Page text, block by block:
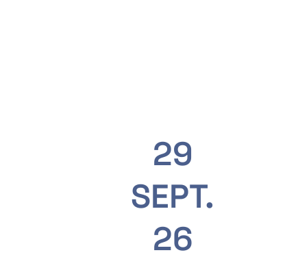
29
SEPT.
26